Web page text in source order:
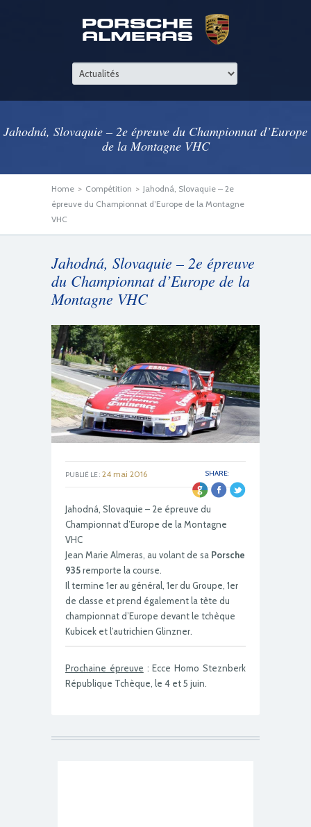
Jahodná, Slovaquie – 2e épreuve du Championnat d’Europe
de la Montagne VHC
Home > Compétition > Jahodná, Slovaquie – 2e
épreuve du Championnat d’Europe de la Montagne
VHC
Jahodná, Slovaquie – 2e épreuve
du Championnat d’Europe de la
Montagne VHC
SHARE:
PUBLIÉ LE : 24 mai 2016
Jahodná, Slovaquie – 2e épreuve du
Championnat d’Europe de la Montagne
VHC
Jean Marie Almeras, au volant de sa Porsche
935remporte la course.
Il termine 1er au général, 1er du Groupe, 1er
de classe et prend également la tête du
championnat d’Europe devant le tchèque
Kubicek et l’autrichien Glinzner.
Prochaine épreuve : Ecce Homo Steznberk
République Tchèque, le 4 et 5 juin.